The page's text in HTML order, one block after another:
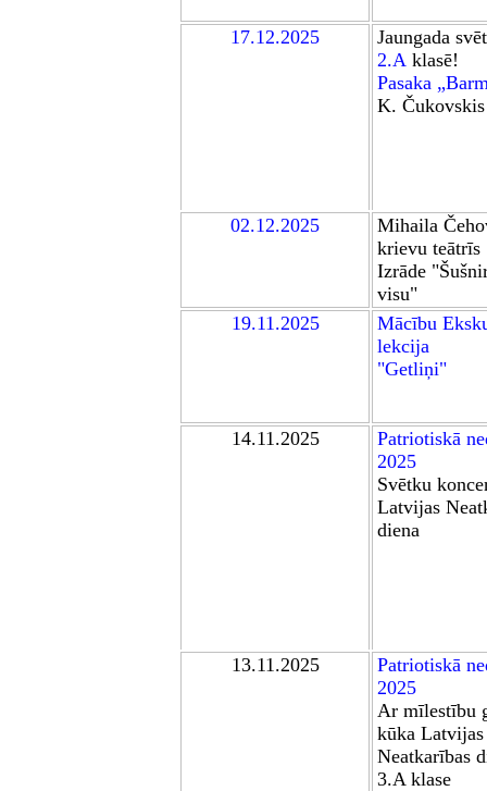
17.12.2025
Jaungada
2.A klasē!
Pasaka
K. Čukovskis
02.12.2025
Mihaila
krievu teātrīs
Izrāde "
visu"
19.11.2025 Mācību
lekcija
"Getliņi"
14.11.2025
Patriotiskā
2025
Svētku
Latvijas
diena
13.11.2025
Patriotiskā
2025
Ar mīlestību
kūka Latvijas
Neatkarības
3.A klase